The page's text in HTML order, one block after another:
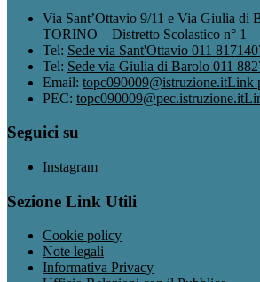
Via Sant’Ottavio 9/11 e Via Giulia di
TORINO – Distretto Scolastico n° 1
Tel: Sede via Sant'Ottavio 011
Tel: Sede via Giulia di Barolo 011
Email: topc090009@istruzione.itLink
PEC: topc090009@pec.istruzione.it
Seguici su
Instagram
Sezione Link Utili
Cookie policy
Note legali
Informativa Privacy